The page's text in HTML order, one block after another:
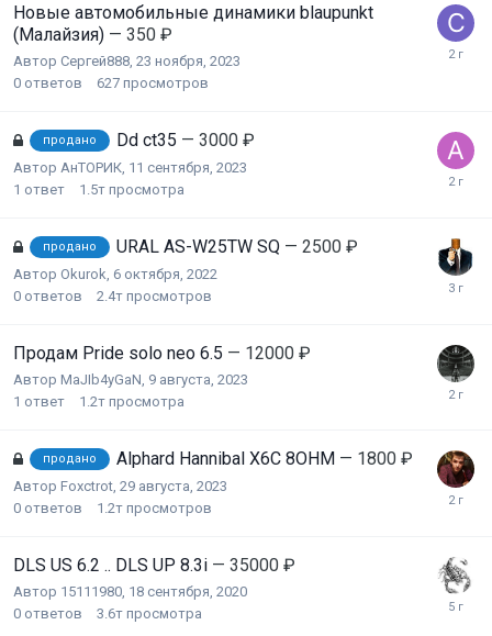
Новые автомобильные динамики blaupunkt
(Малайзия) — 350 ₽
Автор Сергей888 23 ноября, 2023
0 ответов 627 просмотров
продано Dd ct35 — 3000 ₽
Автор АнТОРИК 11 сентября, 2023
1 ответ 1.5т просмотра
продано URAL AS-W25TW SQ — 2500 ₽
Автор Okurok 6 октября, 2022
0 ответов 2.4т просмотров
Продам Pride solo neo 6.5 — 12000 ₽
Автор MaJIb4yGaN 9 августа, 2023
1 ответ 1.2т просмотра
продано Alphard Hannibal X6C 8OHM — 1800 ₽
Автор Foxctrot 29 августа, 2023
0 ответов 1.2т просмотров
DLS US 6.2 .. DLS UP 8.3i — 35000 ₽
Автор 15111980 18 сентября, 2020
0 ответов 3.6т просмотра